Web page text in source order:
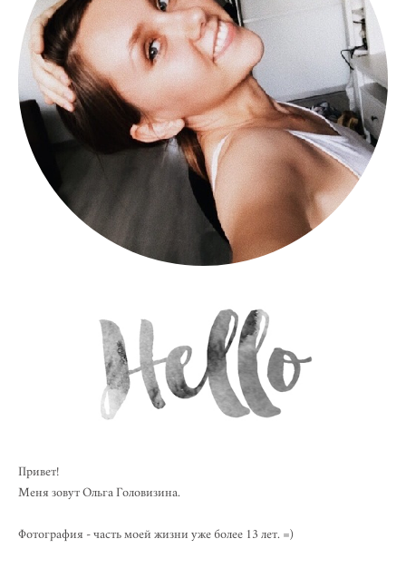
Привет!
Меня зовут Ольга Головизина.
Фотография - часть моей жизни уже более 13 лет. =)